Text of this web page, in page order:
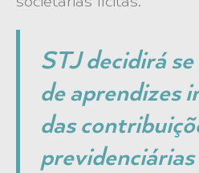
STJ decidirá
de aprendizes
das